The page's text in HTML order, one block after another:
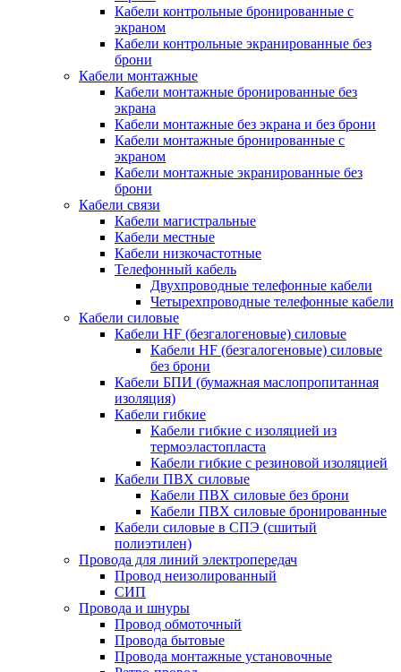
Кабели контрольные бронированные с
экраном
Кабели контрольные экранированные без
брони
Кабели монтажные
Кабели монтажные бронированные без
экрана
Кабели монтажные без экрана и без брони
Кабели монтажные бронированные с
экраном
Кабели монтажные экранированные без
брони
Кабели связи
Кабели магистральные
Кабели местные
Кабели низкочастотные
Телефонный кабель
Двухпроводные телефонные кабели
Четырехпроводные телефонные кабели
Кабели силовые
Кабели HF (безгалогеновые) силовые
Кабели HF (безгалогеновые) силовые
без брони
Кабели БПИ (бумажная маслопропитанная
изоляция)
Кабели гибкие
Кабели гибкие с изоляцией из
термоэластопласта
Кабели гибкие с резиновой изоляцией
Кабели ПВХ силовые
Кабели ПВХ силовые без брони
Кабели ПВХ силовые бронированные
Кабели силовые в СПЭ (сшитый
полиэтилен)
Провода для линий электропередач
Провод неизолированный
СИП
Провода и шнуры
Провод обмоточный
Провода бытовые
Провода монтажные установочные